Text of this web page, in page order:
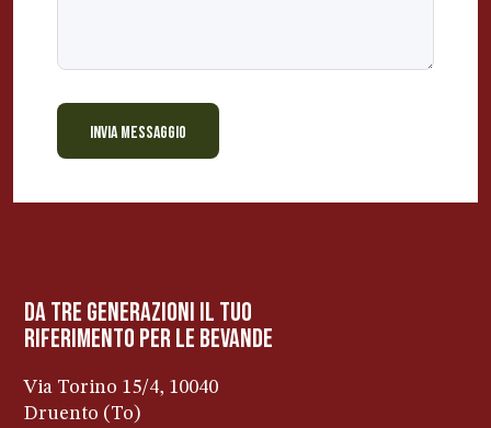
INVIA MESSAGGIO
da tre generazioni il tuo
riferimento per le bevanDe
Via Torino 15/4, 10040
Druento (To)